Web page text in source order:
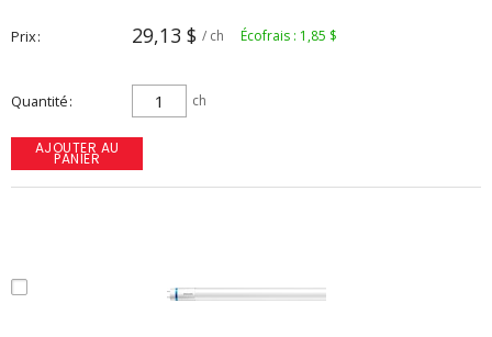
Prix 29,13 $ / ch Écofrais : 1,85 $
Quantité ch
AJOUTER AU
PANIER